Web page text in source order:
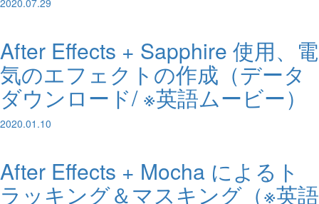
2020.07.29
After Effects + Sapphire 使用、電
気のエフェクトの作成（データ
ダウンロード/ ※英語ムービー）
2020.01.10
After Effects + Mocha によるト
ラッキング＆マスキング（※英語